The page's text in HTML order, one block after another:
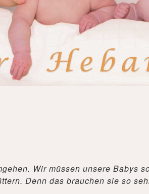
Wir müssen unsere Babys
Denn das brauchen sie so